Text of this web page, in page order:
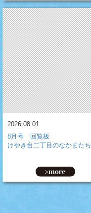
2026.08.01
8月号 回覧板
けやき台二丁目のなかまたち